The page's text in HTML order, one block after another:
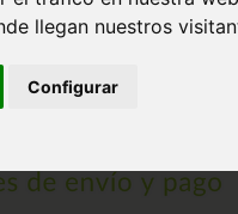
llegan nuestros
Configurar